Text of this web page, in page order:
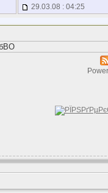
29.03.08 : 04:25